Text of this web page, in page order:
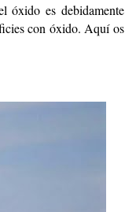
óxido es debidamente
con óxido. Aquí os